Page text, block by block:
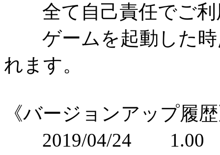
全て自己責任でご利
ゲームを起動した時
れます。
《バージョンアップ履
2019/04/24